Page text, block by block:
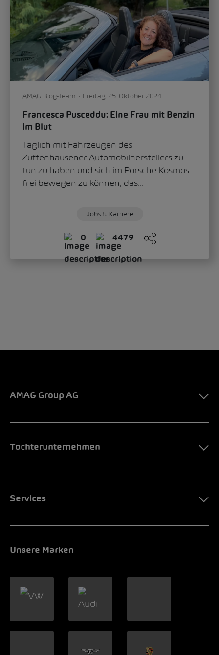
AMAG Blog-Team Freitag, 25. Oktober 2024
Francesca Pusceddu: Eine Frau mit Benzin
im Blut
Täglich mit Fahrzeugen des
Zuffenhausener Automobilherstellers zu
tun zu haben und sich im Porsche Kosmos
frei bewegen zu können, das...
Jobs & Karriere
0 4479
AMAG Group AG
Tochterunternehmen
Services
Unsere Marken